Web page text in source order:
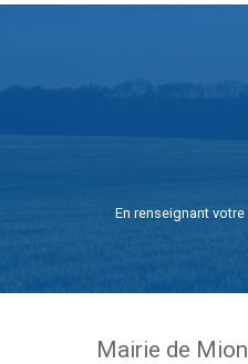
En renseignant
Mairie de